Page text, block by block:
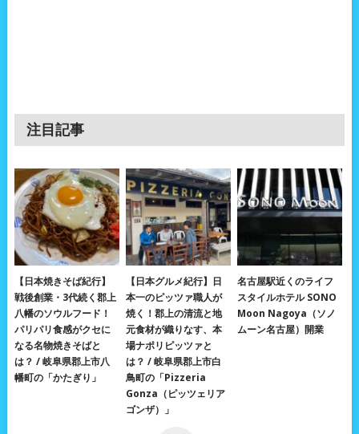
注目記事
【日本焼きそば紀行】
戦後創業・3代続く郡上
八幡のソウルフード！
パリパリ食感がクセに
なる名物焼きそばと
は？ / 岐阜県郡上市八
幡町の「かたぎり」
【日本グルメ紀行】日
本一のピッツァ職人が
焼く！郡上の清流と地
元食材が織りなす、本
場ナポリピッツァと
は？ / 岐阜県郡上市白
鳥町の「Pizzeria
Gonza（ピッツェリア
ゴンザ）」
名古屋駅近くのライフ
スタイルホテル SONO
Moon Nagoya（ソノ
ムーン名古屋）開業